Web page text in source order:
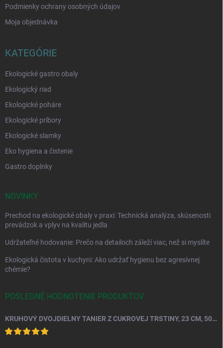
Podmienky ochrany osobných údajov
Moja objednávka
KATEGÓRIE
Ekologické gastro obaly
Ekologický riad
Ekologické poháre
Ekologické príbory
Ekologické slamky
Eko hygiena a čistenie
Gastro doplnky
NOVINKY
Prechod na ekologické obaly v praxi: Technická analýza, skúsenosti
prevádzok a vplyv na kvalitu jedla
Udržateľné hodovanie: Prečo na detailoch záleží viac, než si myslíte
Ekologická čistota v kuchyni: Ako udržať hygienu bez agresívnej
chémie?
POSLEDNÉ HODNOTENIE PRODUKTOV
KRUHOVÝ DVOJDIELNY TANIER Z CUKROVEJ TRSTINY, 23 CM, 50 KS.